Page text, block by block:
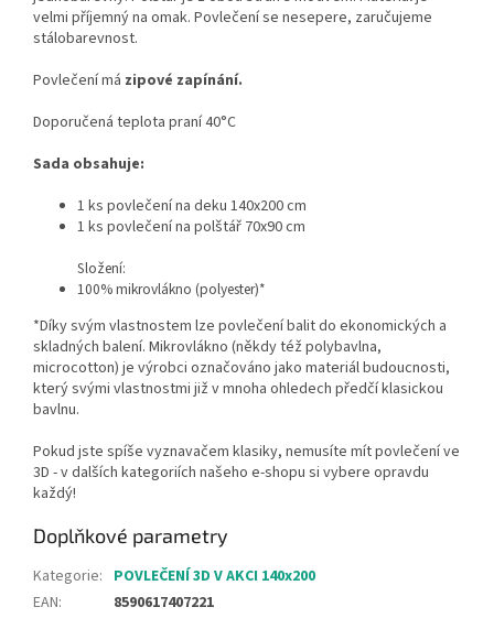
velmi příjemný na omak. Povlečení se nesepere, zaručujeme
stálobarevnost.
Povlečení má zipové zapínání.
Doporučená teplota praní 40°C
Sada obsahuje:
1 ks povlečení na deku 140x200 cm
1 ks povlečení na polštář 70x90 cm
Složení:
100% mikrovlákno (polyester)*
*Díky svým vlastnostem lze povlečení balit do ekonomických a
skladných balení. Mikrovlákno (někdy též polybavlna,
microcotton) je výrobci označováno jako materiál budoucnosti,
který svými vlastnostmi již v mnoha ohledech předčí klasickou
bavlnu.
Pokud jste spíše vyznavačem klasiky, nemusíte mít povlečení ve
3D - v dalších kategoriích našeho e-shopu si vybere opravdu
každý!
Doplňkové parametry
Kategorie: POVLEČENÍ 3D V AKCI 140x200
EAN: 8590617407221